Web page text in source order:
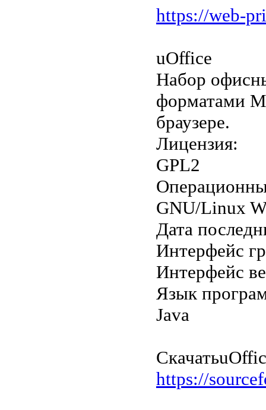
https://web-
uOffice
Набор
форматами
браузере.
Лицензия:
GPL2
GNU/Linux
Дата
Интерфейс
Интерфейс
Язык
Java
Скачать
https://